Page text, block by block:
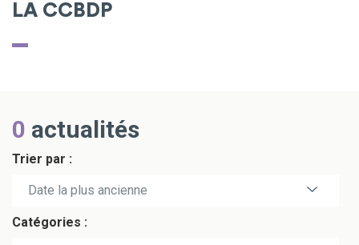
LA CCBDP
0 actualités
Trier par :
Date la plus récente
Date la plus ancienne
Catégories :